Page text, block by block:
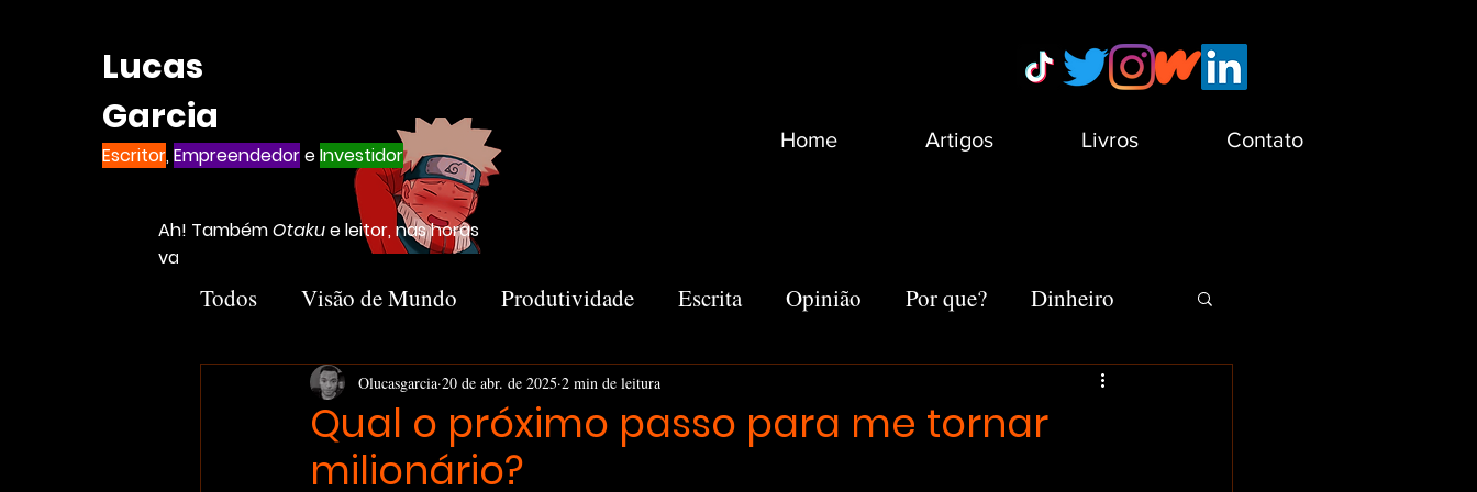
Lucas
Garcia
Escritor,EmpreendedoreInvestidor
Ah! TambémOtakue leitor, nas horas
vagas
Home Artigos Livros Contato
Todos Visão de Mundo Produtividade Escrita Opinião Por que? Dinheiro
Introvertido Livros Recomendações Minha Vida
Negócios
Qual o próximo passo para me tornar
milionário?
Olucasgarcia 20 de abr. de 2025 2 min de leitura